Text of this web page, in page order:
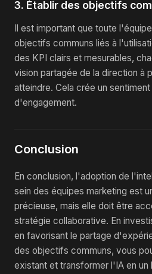
3. Établir des objectifs
Il est important que toute
objectifs communs liés à
des KPI clairs et mesurables,
vision partagée de la direction à
atteindre. Cela crée un
d'engagement.
Conclusion
En conclusion, l'adoption de
sein des équipes marketing est
précieuse, mais elle doit être
stratégie collaborative. En
en favorisant le partage
des objectifs communs, vous
existant et transformer l'IA en